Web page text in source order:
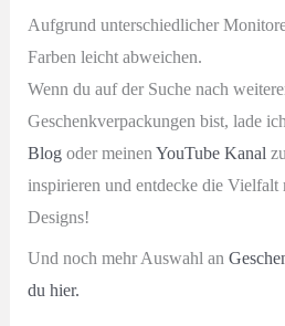
Aufgrund unterschiedlicher
Farben leicht abweichen.
Wenn du auf der Suche nach
Geschenkverpackungen bist, lade
Blogoder meinen YouTube Kanal
inspirieren und entdecke die Vielfalt
Designs!
Und noch mehr Auswahl an
du hier.